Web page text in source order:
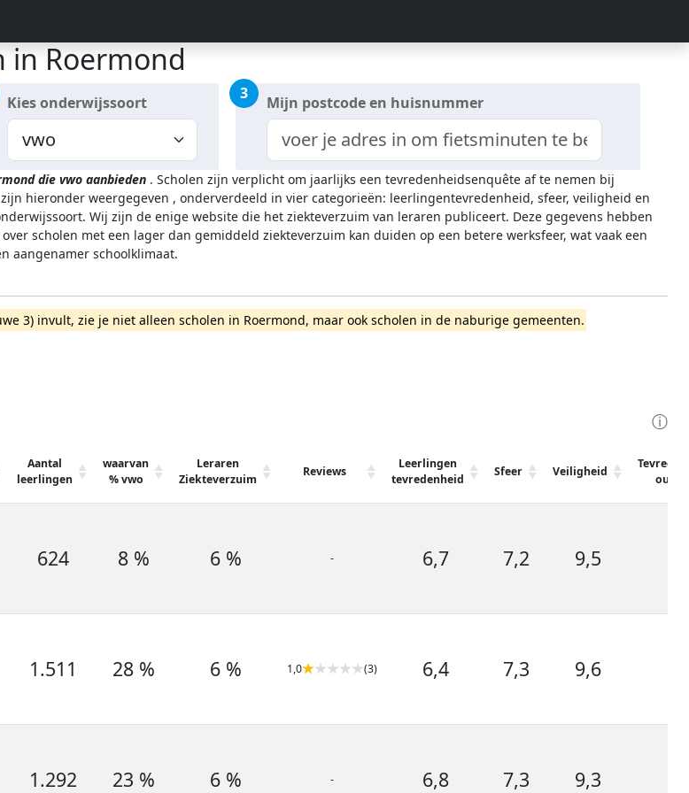
in Roermond
Kies onderwijssoort 3 Mijn postcode en huisnummer
die vwo aanbieden . Scholen zijn verplicht om jaarlijks een tevredenheidsenquête af te nemen bij
hieronder weergegeven , onderverdeeld in vier categorieën: leerlingentevredenheid, sfeer, veiligheid en
Wij zijn de enige website die het ziekteverzuim van leraren publiceert. Deze gegevens hebben
scholen met een lager dan gemiddeld ziekteverzuim kan duiden op een betere werksfeer, wat vaak een
aangenamer schoolklimaat.
3) invult, zie je niet alleen scholen in Roermond, maar ook scholen in de naburige gemeenten.
ⓘ
Aantal
leerlingen
waarvan
% vwo
Leraren
Ziekteverzuim
Reviews
Leerlingen
tevredenheid
Sfeer Veiligheid
624 8 % 6 % - 6,7 7,2 9,5
1.511 28 % 6 % 1,0 (3) 6,4 7,3 9,6
1.292 23 % 6 % - 6,8 7,3 9,3